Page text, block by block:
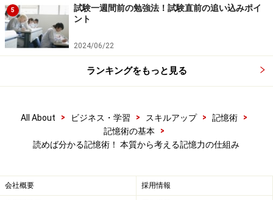
て、どうすれば楽にくり返せるか？ 効果的なくり返し
とは何か？を考えて、くり返しをしていきましょう。
なお、くり返す際のポイントを一つお伝えすると、ただ
読むことをくり返すのではなく、思い出すことをくり返
5
試験一週間前の勉強法！試験直前の追い込みポイ
ント
2024/06/22
ランキングをもっと見る
All About > ビジネス・学習 > スキルアップ > 記憶術
>
記憶術の基本
>
読めば分かる記憶術！ 本質から考える記憶力の仕組み
会社概要 採用情報